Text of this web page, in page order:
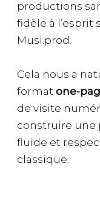
productions
fidèle à l’esprit
Musi.prod.
Cela nous a
formatone-
de visite
construire une
fluide et
classique.